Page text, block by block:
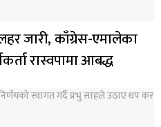
जारी, काँग्रेस-एमालेका
रास्वपामा आबद्ध